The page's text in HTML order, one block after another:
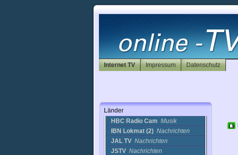
Internet TV Impressum Datenschutz
Länder
Iran
Irland
Italien
Japan
ANN News Nachrichten
Faith Musik
FNN
HBC Radio Cam Musik
IBN Lokmat (2) Nachrichten
JAL TV Nachrichten
JSTV Nachrichten